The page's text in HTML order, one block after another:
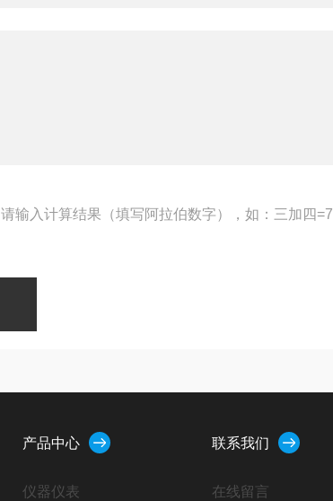
请输入计算结果（填写阿拉伯数字），如：三加四=7
产品中心
仪器仪表
联系我们
在线留言